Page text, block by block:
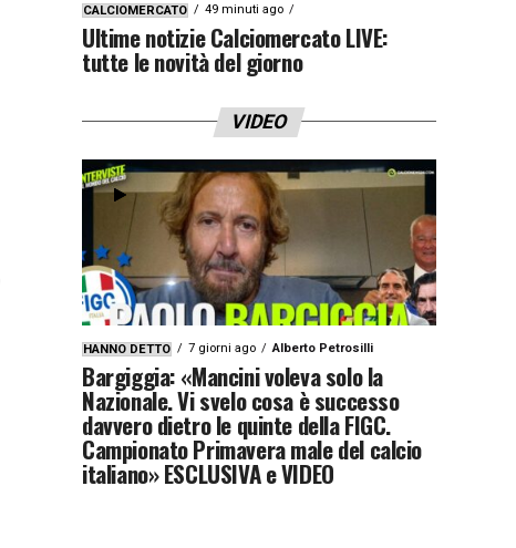
CALCIOMERCATO 49 minuti ago
Ultime notizie Calciomercato LIVE:
tutte le novità del giorno
VIDEO
HANNO DETTO 7 giorni ago Alberto Petrosilli
Bargiggia: «Mancini voleva solo la
Nazionale. Vi svelo cosa è successo
davvero dietro le quinte della FIGC.
Campionato Primavera male del calcio
italiano» ESCLUSIVA e VIDEO